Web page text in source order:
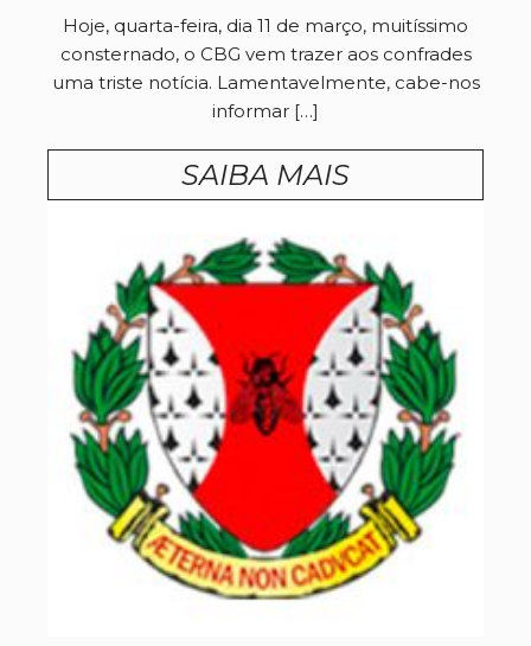
Hoje, quarta-feira, dia 11 de março, muitíssimo
consternado, o CBG vem trazer aos confrades
uma triste notícia. Lamentavelmente, cabe-nos
informar […]
SAIBA MAIS